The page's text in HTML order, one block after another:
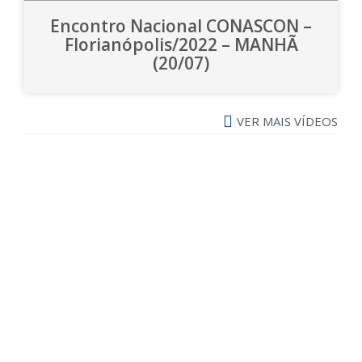
Encontro Nacional CONASCON –
Florianópolis/2022 – MANHÃ
(20/07)
VER MAIS VÍDEOS